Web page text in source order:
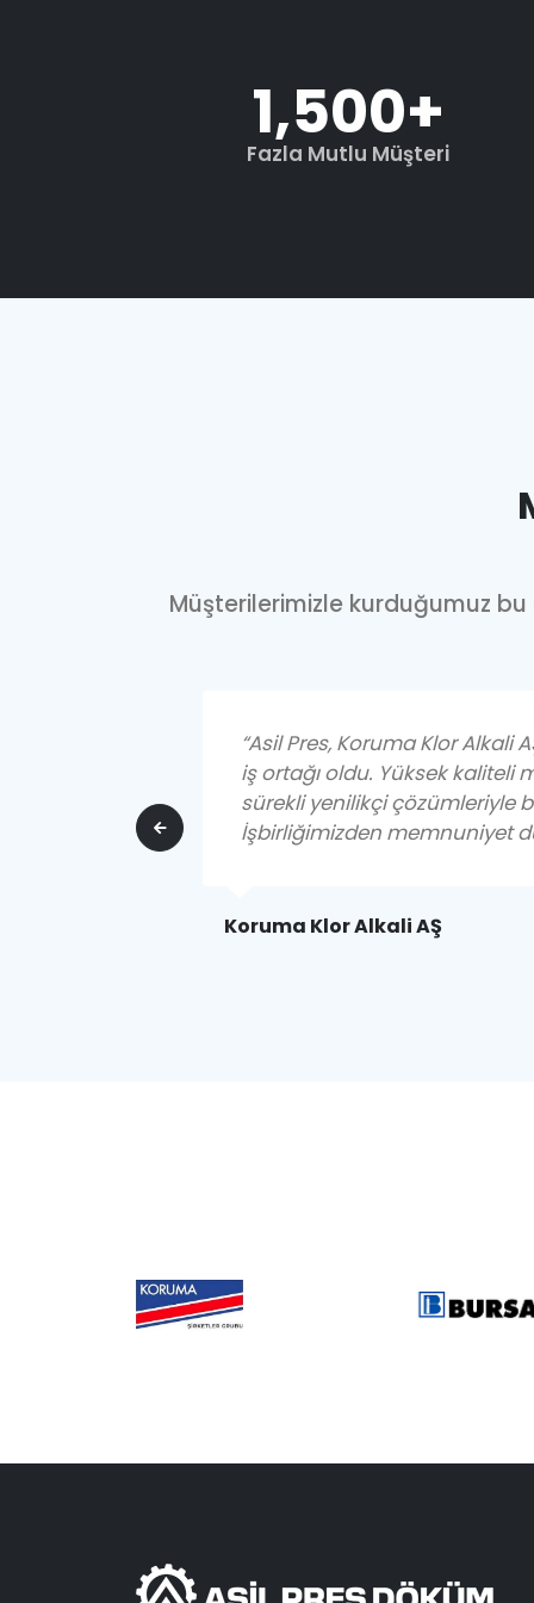
1,500+
Fazla Mutlu Müşteri
Müşterilerimizle kurduğumuz
“Asil Pres, Koruma Klor Alkali
iş ortağı oldu. Yüksek kaliteli
sürekli yenilikçi çözümleriyle
İşbirliğimizden memnuniyet
Koruma Klor Alkali AŞ